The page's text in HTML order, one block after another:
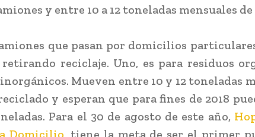
y entre 10 a 12 toneladas mensuales
que pasan por domicilios
retirando reciclaje. Uno, es para residuos
Mueven entre 10 y 12 toneladas
y esperan que para fines de 2018
Para el 30 de agosto de este año,